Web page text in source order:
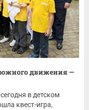
движения —
в детском
квест-игра,